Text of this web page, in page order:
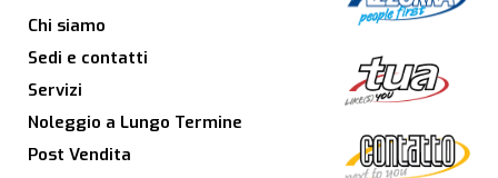
Chi siamo
Sedi e contatti
Servizi
Noleggio a Lungo Termine
Post Vendita